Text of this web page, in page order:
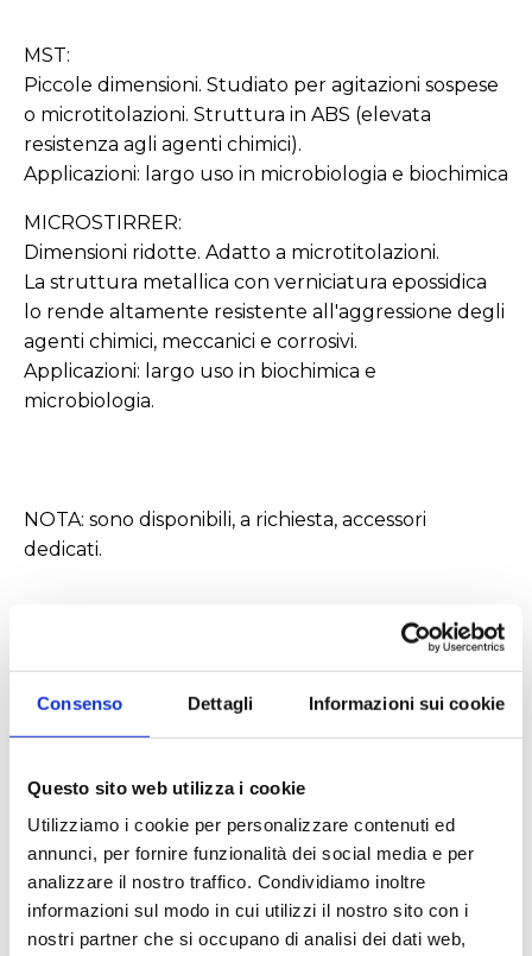
Consenso Dettagli Informazioni sui cookie
Questo sito web utilizza i cookie
Utilizziamo i cookie per personalizzare contenuti ed
annunci, per fornire funzionalità dei social media e per
analizzare il nostro traffico. Condividiamo inoltre
informazioni sul modo in cui utilizzi il nostro sito con i
nostri partner che si occupano di analisi dei dati web,
MST:
Piccole dimensioni. Studiato per agitazioni sospese
o microtitolazioni. Struttura in ABS (elevata
resistenza agli agenti chimici).
Applicazioni: largo uso in microbiologia e biochimica
MICROSTIRRER:
Dimensioni ridotte. Adatto a microtitolazioni.
La struttura metallica con verniciatura epossidica
lo rende altamente resistente all'aggressione degli
agenti chimici, meccanici e corrosivi.
Applicazioni: largo uso in biochimica e
microbiologia.
NOTA: sono disponibili, a richiesta, accessori
dedicati.
Caratteristiche tecniche
Dimensioni: 150x130x50 mm
Peso 0,4 kg
Alimentazione 220 V / 50 Hz